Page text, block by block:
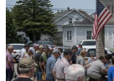
hơn để ngăn chặn
Dự kiến, một lễ
thầy giáo Samuel
ngày 21/10./.